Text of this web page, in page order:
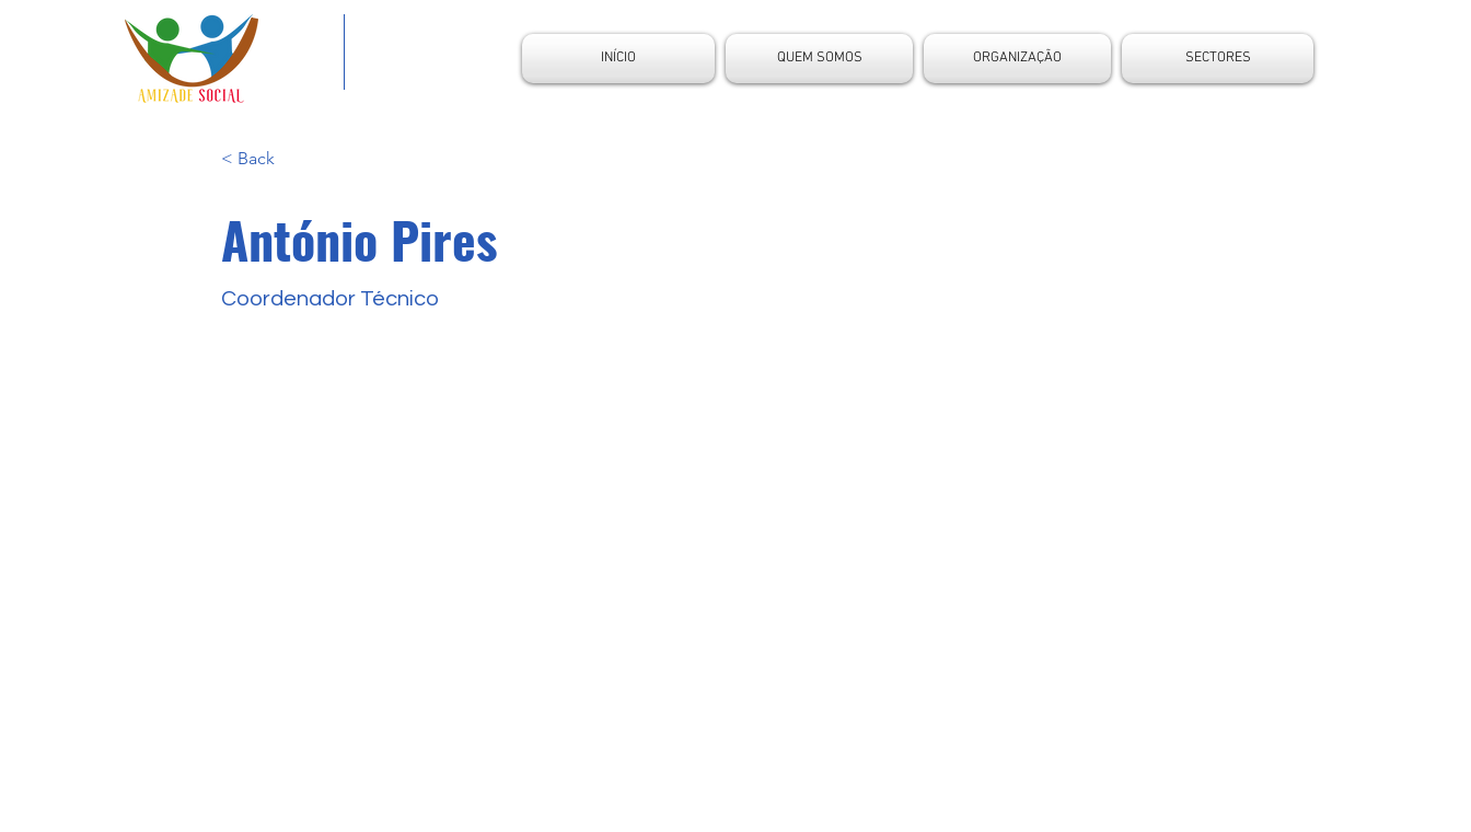
INÍCIO QUEM SOMOS ORGANIZAÇÃO SECTORES
< Back
António Pires
Coordenador Técnico